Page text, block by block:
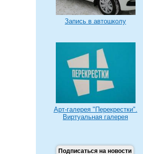
Запись в автошколу
Арт-галерея "Перекрестки".
Виртуальная галерея
Подписаться на новости